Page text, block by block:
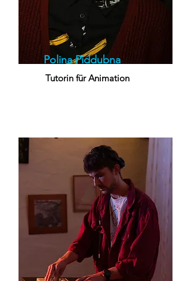
Polina Piddubna
Tutorin für Animation